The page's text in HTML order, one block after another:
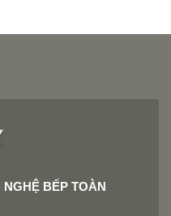
BẾP TOÀN